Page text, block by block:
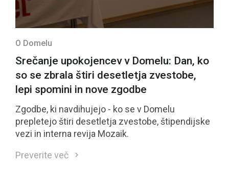
O Domelu
Srečanje upokojencev v Domelu: Dan, ko
so se zbrala štiri desetletja zvestobe,
lepi spomini in nove zgodbe
Zgodbe, ki navdihujejo - ko se v Domelu
prepletejo štiri desetletja zvestobe, štipendijske
vezi in interna revija Mozaik.
Preverite več